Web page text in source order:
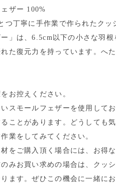
ザー 100%
つ丁寧に手作業で作られたク
」は、6.5cm以下の小さな羽
た復元力を持っています。へ
お控えください。
スモールフェザーを使用して
ことがあります。どうしても
業をしてみてください。
材をご購入頂く場合には、お得
みお買い求めの場合は、クッ
ます。ぜひこの機会に一緒に